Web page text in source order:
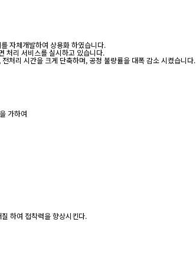
자체개발하여 상용화 하였습니다.
처리 서비스를 실시하고 있습니다.
리 시간을 크게 단축하며, 공정 불량률을 대폭 감소 시켰습니다.
가하여
하여 접착력을 향상시킨다.